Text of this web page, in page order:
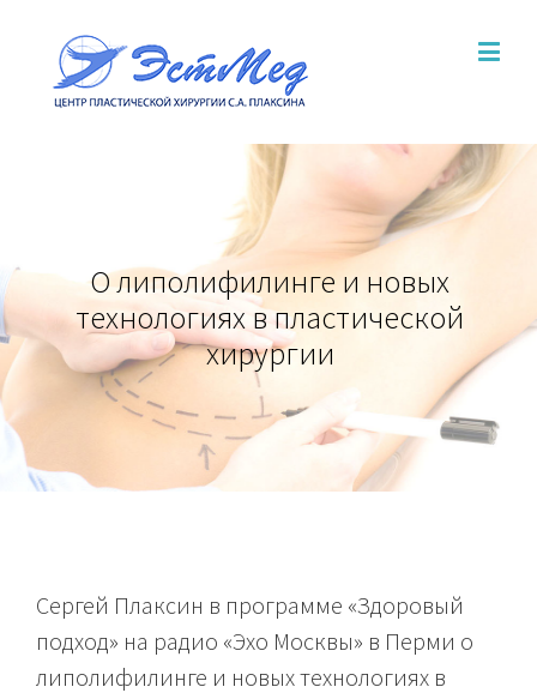
О липолифилинге и новых
технологиях в пластической
хирургии
Сергей Плаксин в программе «Здоровый
подход» на радио «Эхо Москвы» в Перми о
липолифилинге и новых технологиях в